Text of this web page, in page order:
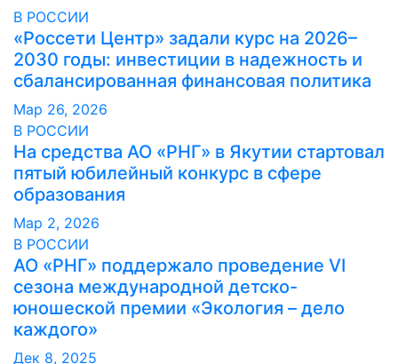
В РОССИИ
«Россети Центр» задали курс на 2026–
2030 годы: инвестиции в надежность и
сбалансированная финансовая политика
Мар 26, 2026
В РОССИИ
На средства АО «РНГ» в Якутии стартовал
пятый юбилейный конкурс в сфере
образования
Мар 2, 2026
В РОССИИ
АО «РНГ» поддержало проведение VI
сезона международной детско-
юношеской премии «Экология – дело
каждого»
Дек 8, 2025